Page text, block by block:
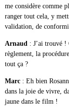
me considère comme
ranger tout cela, y
validation, de
Arnaud : J’ai trouvé !
règlement, la
tout ça ?
Marc : Eh bien
dans la joie de vivre,
jaune dans le film !